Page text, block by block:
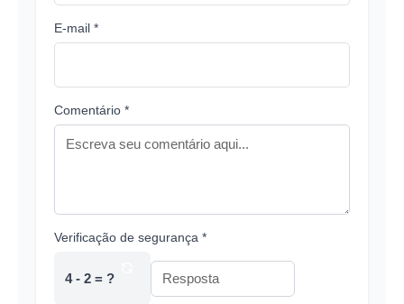
E-mail *
Comentário *
Verificação de segurança *
4 - 2 = ?